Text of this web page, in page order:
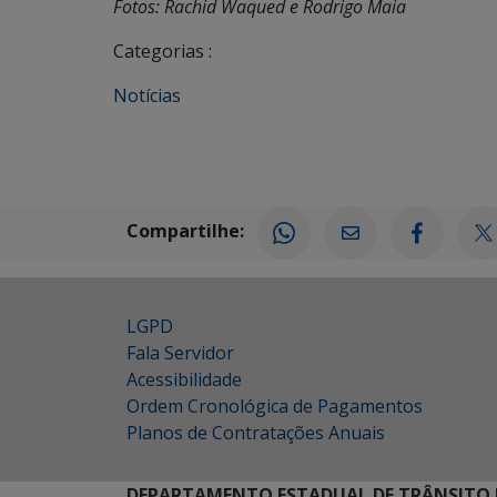
Fotos: Rachid Waqued e Rodrigo Maia
Categorias :
Notícias
Compartilhe:
LGPD
Fala Servidor
Acessibilidade
Ordem Cronológica de Pagamentos
Planos de Contratações Anuais